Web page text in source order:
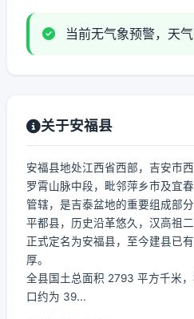
当前无气象预警，天
关于安福县
安福县地处江西省西部，吉安市
罗霄山脉中段，毗邻萍乡市及宜
管辖，是吉泰盆地的重要组成部
平都县，历史沿革悠久，汉高祖
正式定名为安福县，至今建县已
厚。
全县国土总面积 2793 平方千米
口约为 39...